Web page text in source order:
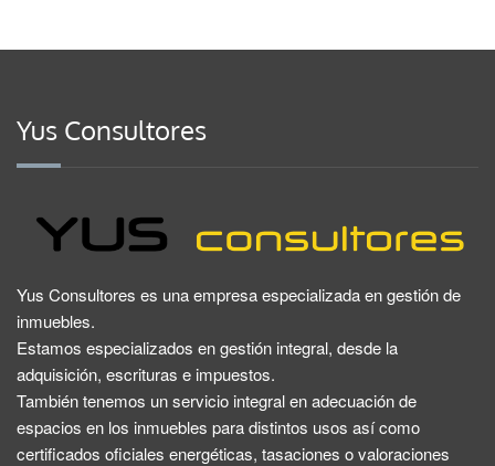
Yus Consultores
Yus Consultores es una empresa especializada en gestión de
inmuebles.
Estamos especializados en gestión integral, desde la
adquisición, escrituras e impuestos.
También tenemos un servicio integral en adecuación de
espacios en los inmuebles para distintos usos así como
certificados oficiales energéticas, tasaciones o valoraciones